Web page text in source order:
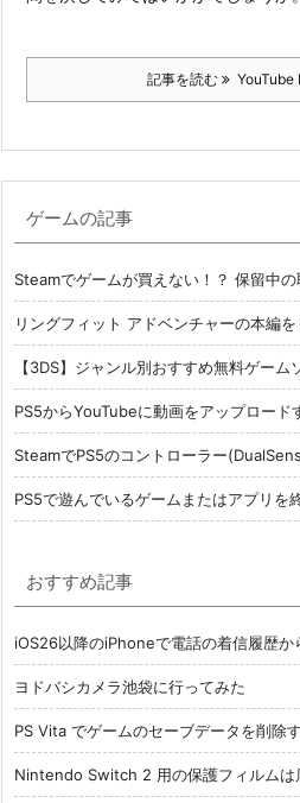
記事を読む YouTube
ゲームの記事
Steamでゲームが買えない！？ 保留中
リングフィット アドベンチャーの本編
【3DS】ジャンル別おすすめ無料ゲー
PS5からYouTubeに動画をアップロード
SteamでPS5のコントローラー
PS5で遊んでいるゲームまたはアプリを
おすすめ記事
iOS26以降のiPhoneで電話の着信履歴
ヨドバシカメラ池袋に行ってみた
PS Vita でゲームのセーブデータを削除
Nintendo Switch 2 用の保護フィルムは